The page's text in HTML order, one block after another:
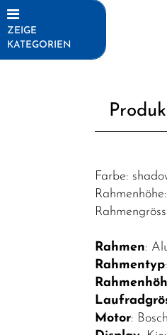
ZEIGE
KATEGORIEN
Farbe:
Rahmen:
Rahmentyp
Motor: